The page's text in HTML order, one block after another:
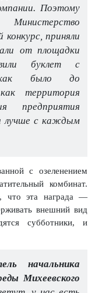
Поэтому
приняли
от площадки
буклет с
было до
территория
предприятия
лучше с каждым
с озеленением
комбинат.
что эта награда —
внешний вид
субботники, и
начальника
Михеевского